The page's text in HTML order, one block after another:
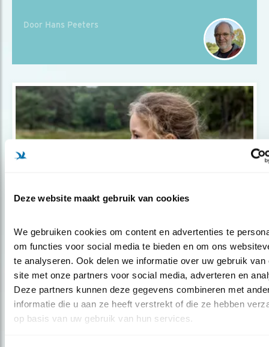
Deze website maakt gebruik van cookies
We gebruiken cookies om content en advertenties te
om functies voor social media te bieden en om ons
te analyseren. Ook delen we informatie over uw gebruik van
site met onze partners voor social media, adverteren en
Deze partners kunnen deze gegevens combineren met
informatie die u aan ze heeft verstrekt of die ze hebben
op basis van uw gebruik van hun services.
Door Hans Peeters
Tip
De herfst trekt!